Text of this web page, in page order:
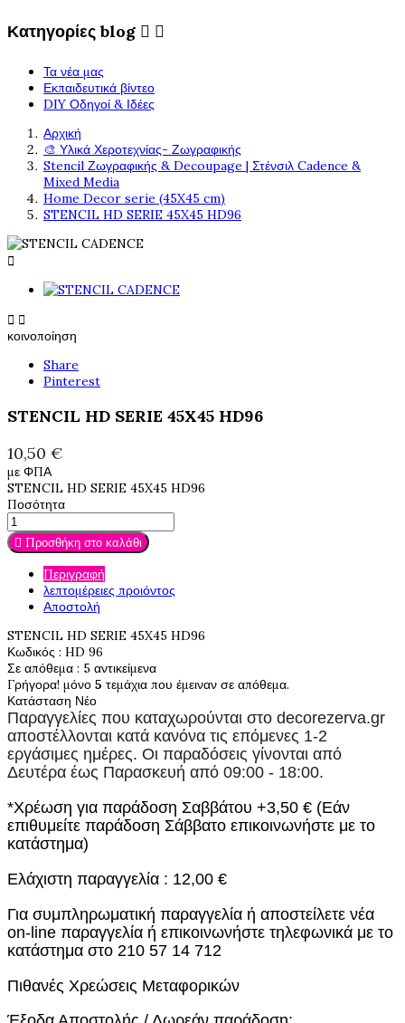
Κατηγορίες blog  
Τα νέα μας
Εκπαιδευτικά βίντεο
DIY Οδηγοί & Ιδέες
Αρχική
🎨 Υλικά Χεροτεχνίας- Ζωγραφικής
Stencil Ζωγραφικής & Decoupage | Στένσιλ Cadence &
Mixed Media
Home Decor serie (45X45 cm)
STENCIL HD SERIE 45X45 HD96

 
κοινοποίηση
Share
Pinterest
STENCIL HD SERIE 45X45 HD96
10,50 €
με ΦΠΑ
STENCIL HD SERIE 45X45 HD96
Ποσότητα
 Προσθήκη στο καλάθι
Περιγραφή
λεπτομέρειες προιόντος
Αποστολή
STENCIL HD SERIE 45X45 HD96
Κωδικός : HD 96
Σε απόθεμα : 5 αντικείμενα
Γρήγορα! μόνο 5 τεμάχια που έμειναν σε απόθεμα.
Κατάσταση Νέο
Παραγγελίες που καταχωρούνται στο decorezerva.gr
αποστέλλονται κατά κανόνα τις επόμενες 1-2
εργάσιμες ημέρες. Οι παραδόσεις γίνονται από
Δευτέρα έως Παρασκευή από 09:00 - 18:00.
*Χρέωση για παράδοση Σαββάτου +3,50 € (Εάν
επιθυμείτε παράδοση Σάββατο επικοινωνήστε με το
κατάστημα)
Ελάχιστη παραγγελία : 12,00 €
Για συμπληρωματική παραγγελία ή αποστείλετε νέα
on-line παραγγελία ή επικοινωνήστε τηλεφωνικά με το
κατάστημα στο 210 57 14 712
Πιθανές Χρεώσεις Μεταφορικών